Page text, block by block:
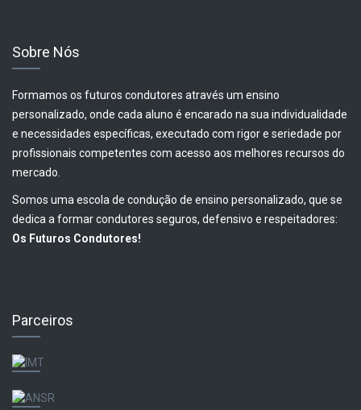
Sobre Nós
Formamos os futuros condutores através um ensino
personalizado, onde cada aluno é encarado na sua individualidade
e necessidades específicas, executado com rigor e seriedade por
profissionais competentes com acesso aos melhores recursos do
mercado.
Somos uma escola de condução de ensino personalizado, que se
dedica a formar condutores seguros, defensivo e respeitadores:
Os Futuros Condutores!
Parceiros